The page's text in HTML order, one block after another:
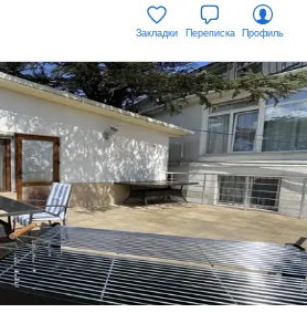
Закладки Переписка Профиль